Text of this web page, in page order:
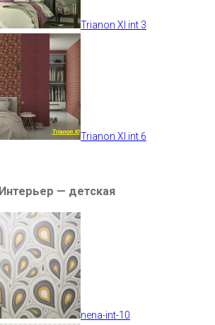
Trianon XI int 3
Trianon XI int 6
Интерьер — детская
nena-int-10